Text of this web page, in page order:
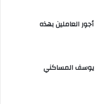
العاملين بهذه
المساكني